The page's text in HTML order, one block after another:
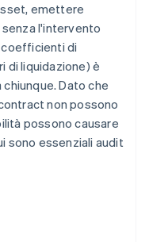
emettere
l'intervento
coefficienti di
di liquidazione) è
Dato che
non possono
possono causare
sono essenziali audit